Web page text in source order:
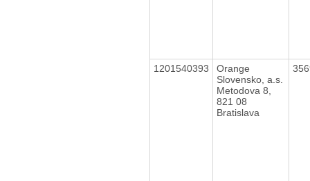
1201540393
Orange
Slovensko, a.s.
Metodova 8,
821 08
Bratislava